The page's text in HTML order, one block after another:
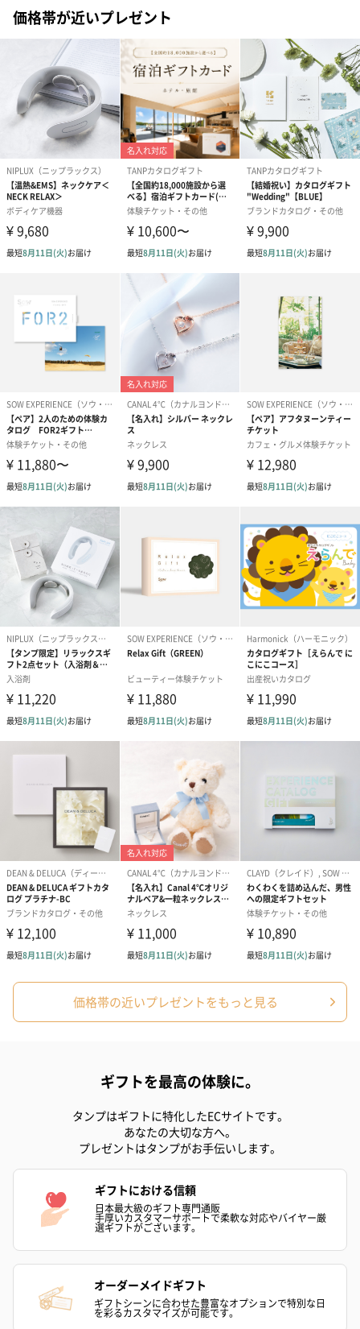
価格帯が近いプレゼント
価格帯の近いプレゼントをもっと見る
ギフトを最高の体験に。
タンプはギフトに特化したECサイトです。
あなたの大切な方へ。
プレゼントはタンプがお手伝いします。
ギフトにおける信頼
日本最大級のギフト専門通販
手厚いカスタマーサポートで柔軟な対応やバイヤー厳
選ギフトがございます。
オーダーメイドギフト
ギフトシーンに合わせた豊富なオプションで特別な日
を彩るカスタマイズが可能です。